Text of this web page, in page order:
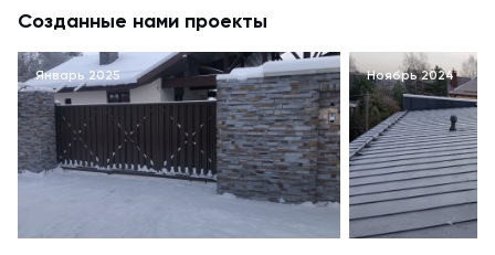
Созданные нами проекты
Январь 2025 Ноябрь 2024